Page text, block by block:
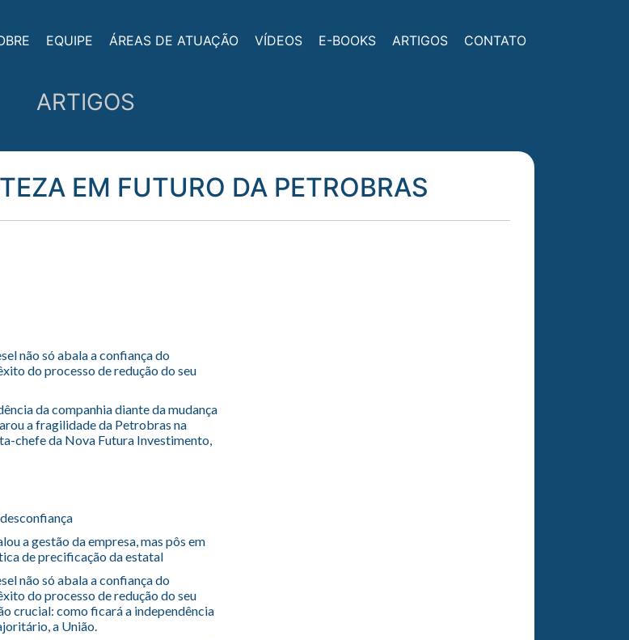
EQUIPE ÁREAS DE ATUAÇÃO VÍDEOS E-BOOKS ARTIGOS CONTATO
ARTIGOS
EM FUTURO DA PETROBRAS
não só abala a confiança do
do processo de redução do seu
da companhia diante da mudança
a fragilidade da Petrobras na
chefe da Nova Futura Investimento,
a gestão da empresa, mas pôs em
de precificação da estatal
não só abala a confiança do
do processo de redução do seu
crucial: como ficará a independência
a União.